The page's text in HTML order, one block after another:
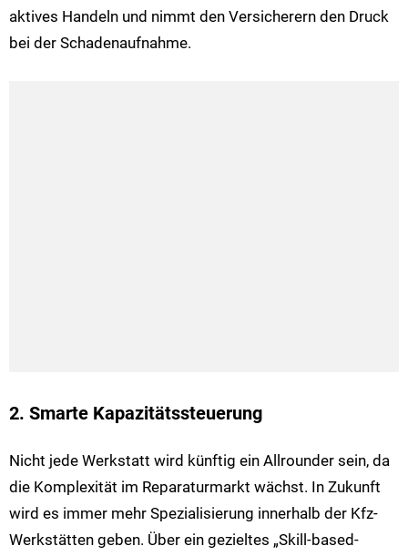
aktives Handeln und nimmt den Versicherern den Druck
bei der Schadenaufnahme.
2. Smarte Kapazitätssteuerung
Nicht jede Werkstatt wird künftig ein Allrounder sein, da
die Komplexität im Reparaturmarkt wächst. In Zukunft
wird es immer mehr Spezialisierung innerhalb der Kfz-
Werkstätten geben. Über ein gezieltes „Skill-based-